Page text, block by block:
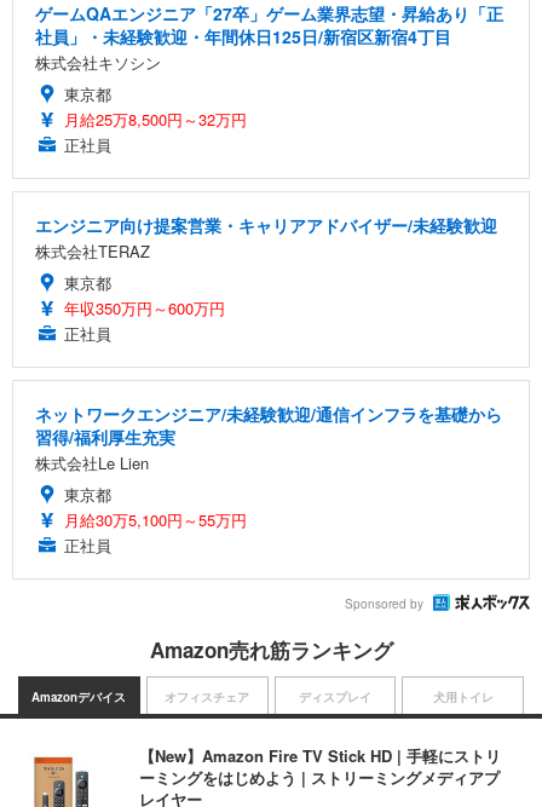
ゲームQAエンジニア「27卒」ゲーム業界志望・昇給あり「正
社員」・未経験歓迎・年間休日125日/新宿区新宿4丁目
株式会社キソシン
東京都
月給25万8,500円～32万円
正社員
エンジニア向け提案営業・キャリアアドバイザー/未経験歓迎
株式会社TERAZ
東京都
年収350万円～600万円
正社員
ネットワークエンジニア/未経験歓迎/通信インフラを基礎から
習得/福利厚生充実
株式会社Le Lien
東京都
月給30万5,100円～55万円
正社員
Sponsored by
Amazon売れ筋ランキング
Amazonデバイス
【New】Amazon Fire TV Stick HD | 手軽にストリ
ーミングをはじめよう | ストリーミングメディアプ
レイヤー
オフィスチェア ディスプレイ 犬用トイレ